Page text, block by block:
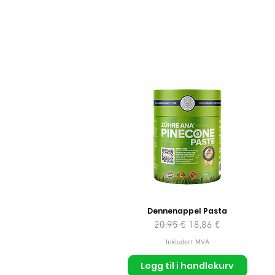
Dennenappel Pasta
Vanlig pris
20,95 € Salgspris
18,86 €
Inkludert MVA
Legg til i handlekurv